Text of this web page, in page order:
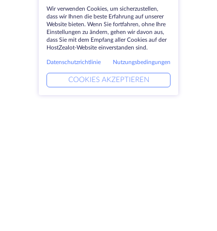
Wir verwenden Cookies, um sicherzustellen,
dass wir Ihnen die beste Erfahrung auf unserer
Website bieten. Wenn Sie fortfahren, ohne Ihre
Einstellungen zu ändern, gehen wir davon aus,
dass Sie mit dem Empfang aller Cookies auf der
HostZealot-Website einverstanden sind.
Datenschutzrichtlinie Nutzungsbedingungen
COOKIES AKZEPTIEREN